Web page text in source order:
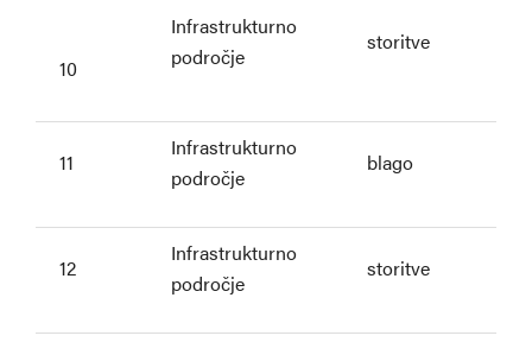
10
Infrastrukturno
področje
storitve
11
Infrastrukturno
področje
blago
12
Infrastrukturno
področje
storitve